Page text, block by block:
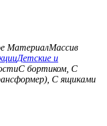
МатериалМассив
Детские и
С бортиком, С
С ящиками